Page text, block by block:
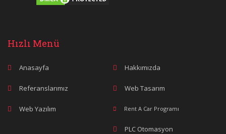
Hızlı Menü
Anasayfa Hakkımızda
Referanslarımız Web Tasarım
Web Yazılım Rent A Car Programı
PLC Otomasyon